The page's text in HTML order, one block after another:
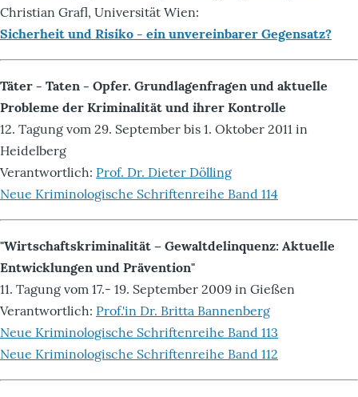
Christian Grafl, Universität Wien:
Sicherheit und Risiko - ein unvereinbarer Gegensatz?
Täter - Taten - Opfer. Grundlagenfragen und aktuelle
Probleme der Kriminalität und ihrer Kontrolle
12. Tagung vom 29. September bis 1. Oktober 2011 in
Heidelberg
Verantwortlich: Prof. Dr. Dieter Dölling
Neue Kriminologische Schriftenreihe Band 114
"Wirtschaftskriminalität – Gewaltdelinquenz: Aktuelle
Entwicklungen und Prävention"
11. Tagung vom 17.- 19. September 2009 in Gießen
Verantwortlich: Prof.'in Dr. Britta Bannenberg
Neue Kriminologische Schriftenreihe Band 113
Neue Kriminologische Schriftenreihe Band 112